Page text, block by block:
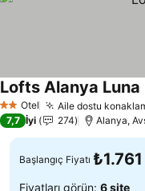
2 Yıldız
Otel Aile dostu
Lofts Alanya Luna
7,7 İyi 274 Alanya,
Başlangıç Fiyatı ₺1.761
Fiyatları görün: 6 site